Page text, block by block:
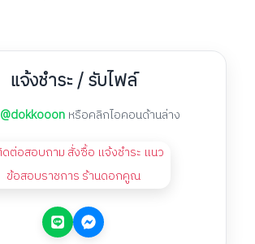
แจ้งชำระ / รับไฟล์
@dokkooon หรือคลิกไอคอนด้านล่าง